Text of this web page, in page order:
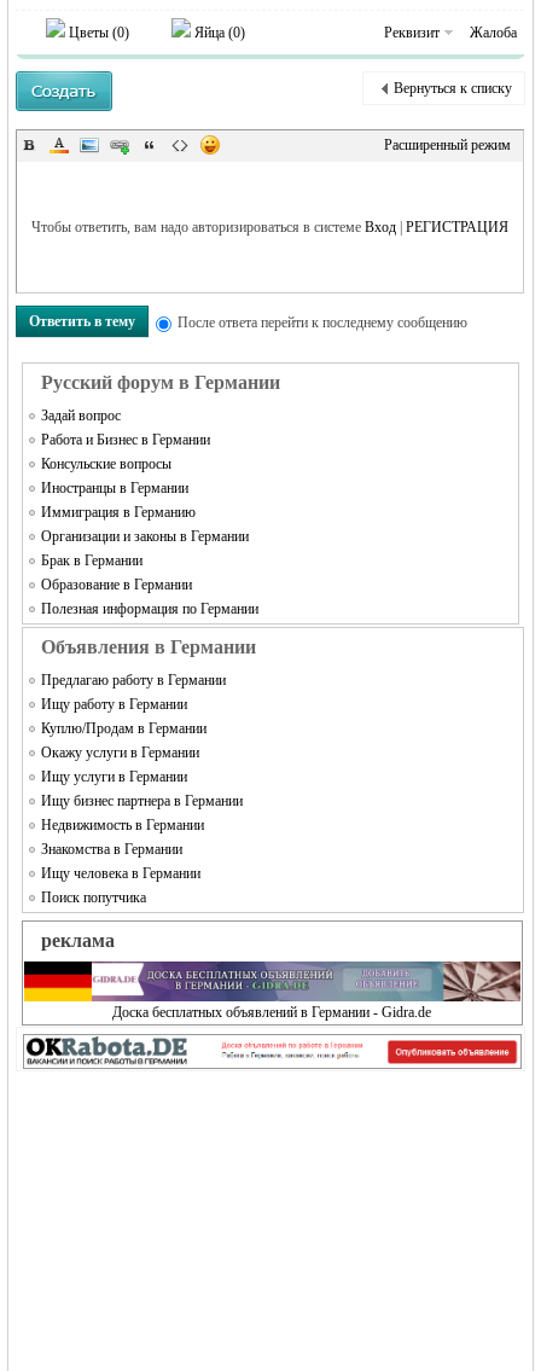
Цветы (0) Яйца (0) Реквизит Жалоба
Вернуться к списку
Расширенный режим
Чтобы ответить, вам надо авторизироваться в системеВход |РЕГИСТРАЦИЯ
Ответить в тему После ответа перейти к последнему сообщению
Русский форум в Германии
Задай вопрос
Работа и Бизнес в Германии
Консульские вопросы
Иностранцы в Германии
Иммиграция в Германию
Организации и законы в Германии
Брак в Германии
Образование в Германии
Полезная информация по Германии
Объявления в Германии
Предлагаю работу в Германии
Ищу работу в Германии
Куплю/Продам в Германии
Окажу услуги в Германии
Ищу услуги в Германии
Ищу бизнес партнера в Германии
Недвижимость в Германии
Знакомства в Германии
Ищу человека в Германии
Поиск попутчика
реклама
Доска бесплатных объявлений в Германии - Gidra.de